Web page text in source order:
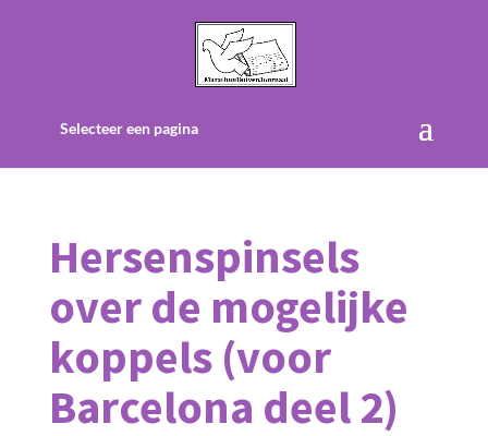
Selecteer een pagina
Hersenspinsels
over de mogelijke
koppels (voor
Barcelona deel 2)